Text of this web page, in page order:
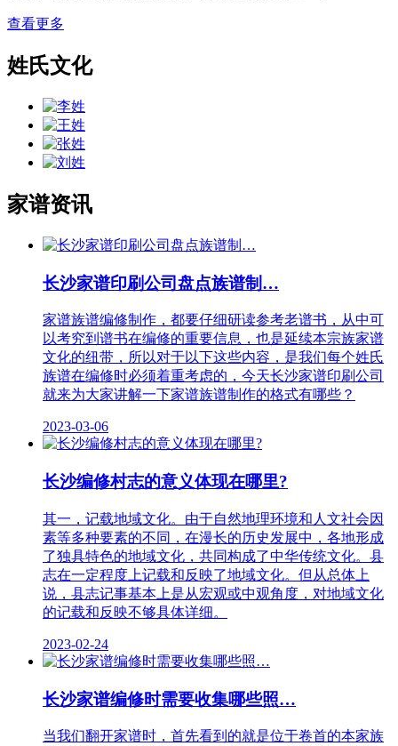
查看更多
姓氏文化
家谱资讯
长沙家​谱印刷公司盘点族谱制…
家谱族谱编修制作，都要仔细研读参考老谱书，从中可
以考究到谱书在编修的重要信息，也是延续本宗族家谱
文化的纽带，所以对于以下这些内容，是我们每个姓氏
族谱在编修时必须着重考虑的，今天长沙家​谱印刷公司
就来为大家讲解一下家谱族谱制作的格式有哪些？
2023-03-06
长沙编修村志的意义体现在哪里?
其一，记载地域文化。由于自然地理环境和人文社会因
素等多种要素的不同，在漫长的历史发展中，各地形成
了独具特色的地域文化，共同构成了中华传统文化。县
志在一定程度上记载和反映了地域文化。但从总体上
说，县志记事基本上是从宏观或中观角度，对地域文化
的记载和反映不够具体详细。
2023-02-24
长沙家谱编修时需要收集哪些照…
当我们翻开家谱时，首先看到的就是位于卷首的本家族